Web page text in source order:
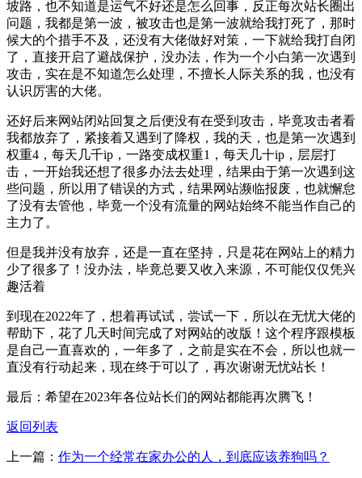
坡路，也不知道是运气不好还是怎么回事，反正每次站长圈出
问题，我都是第一波，被攻击也是第一波就给我打死了，那时
候大的个措手不及，还没有大佬做好对策，一下就给我打自闭
了，直接开启了避战保护，没办法，作为一个小白第一次遇到
攻击，实在是不知道怎么处理，不擅长人际关系的我，也没有
认识厉害的大佬。
还好后来网站闭站回复之后便没有在受到攻击，毕竟攻击者看
我都放弃了，紧接着又遇到了降权，我的天，也是第一次遇到
权重4，每天几千ip，一路变成权重1，每天几十ip，层层打
击，一开始我还想了很多办法去处理，结果由于第一次遇到这
些问题，所以用了错误的方式，结果网站濒临报废，也就懈怠
了没有去管他，毕竟一个没有流量的网站始终不能当作自己的
主力了。
但是我并没有放弃，还是一直在坚持，只是花在网站上的精力
少了很多了！没办法，毕竟总要又收入来源，不可能仅仅凭兴
趣活着
到现在2022年了，想着再试试，尝试一下，所以在无忧大佬的
帮助下，花了几天时间完成了对网站的改版！这个程序跟模板
是自己一直喜欢的，一年多了，之前是实在不会，所以也就一
直没有行动起来，现在终于可以了，再次谢谢无忧站长！
最后：希望在2023年各位站长们的网站都能再次腾飞！
返回列表
上一篇： 作为一个经常在家办公的人，到底应该养狗吗？